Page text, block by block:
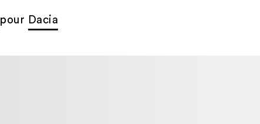
pour Dacia